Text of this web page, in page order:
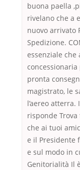
buona paella
rivelano che a
nuovo arrivato
Spedizione.
essenziale che
pronta
magistrato, le
l’aereo atterra.
risponde
che ai tuoi
e il Presidente
e sul modo in
Genitorialità Il